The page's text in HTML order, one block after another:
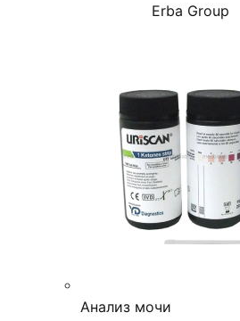
Erba Group
Анализ мочи